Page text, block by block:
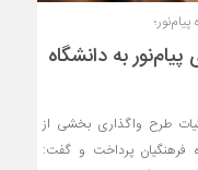
به دانشگاه
طرح واگذاری بخشی از
فرهنگیان پرداخت و گفت: